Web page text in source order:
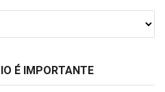
É IMPORTANTE